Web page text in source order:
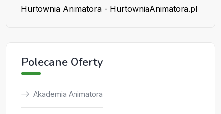
Hurtownia Animatora - HurtowniaAnimatora.pl
Polecane Oferty
Akademia Animatora